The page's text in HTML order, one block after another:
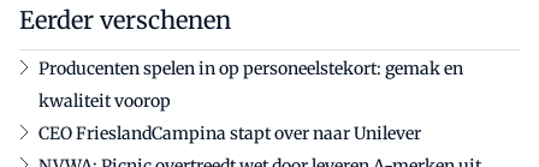
Eerder verschenen
Producenten spelen in op personeelstekort: gemak en
kwaliteit voorop
CEO FrieslandCampina stapt over naar Unilever